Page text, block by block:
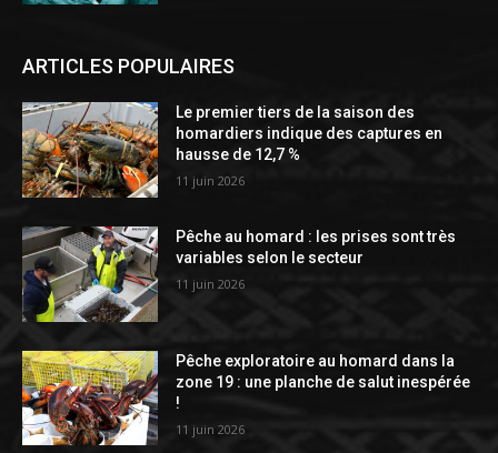
ARTICLES POPULAIRES
Le premier tiers de la saison des
homardiers indique des captures en
hausse de 12,7 %
11 juin 2026
Pêche au homard : les prises sont très
variables selon le secteur
11 juin 2026
Pêche exploratoire au homard dans la
zone 19 : une planche de salut inespérée
!
11 juin 2026